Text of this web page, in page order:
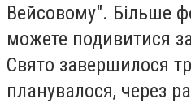
Вейсовому". Більше
можете подивитися
Свято завершилося
планувалося, через